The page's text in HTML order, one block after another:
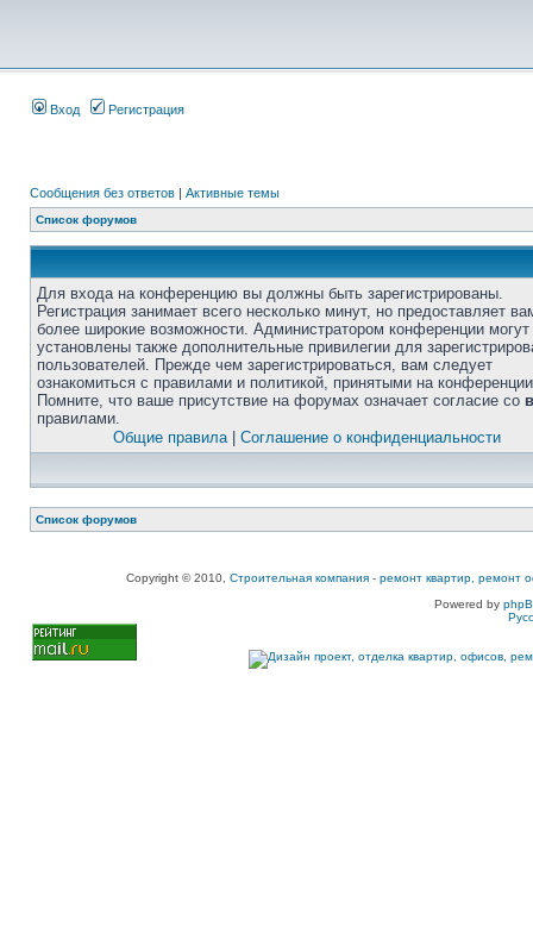
Вход Регистрация
Сообщения без ответов | Активные темы
Список форумов
Для входа на конференцию вы должны быть зарегистрированы.
Регистрация занимает всего несколько минут, но предоставляет
более широкие возможности. Администратором конференции
установлены также дополнительные привилегии для
пользователей. Прежде чем зарегистрироваться, вам следует
ознакомиться с правилами и политикой, принятыми на
Помните, что ваше присутствие на форумах означает согласие со
правилами.
Общие правила| Соглашение о конфиденциальности
Список форумов
Copyright © 2010, Строительная компания - ремонт квартир, ремонт
Powered by